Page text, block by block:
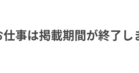
事は掲載期間が終了し